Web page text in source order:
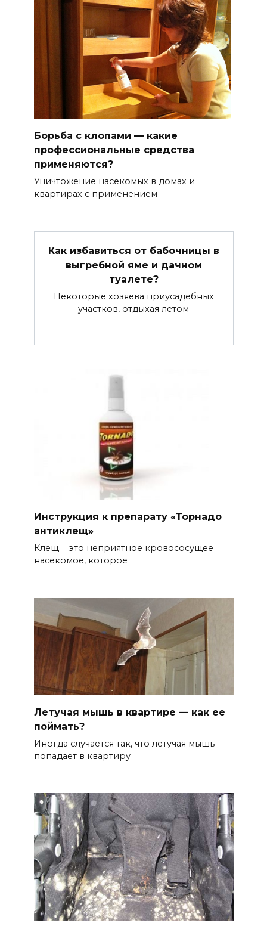
Борьба с клопами — какие
профессиональные средства
применяются?
Уничтожение насекомых в домах и
квартирах с применением
Как избавиться от бабочницы в
выгребной яме и дачном
туалете?
Некоторые хозяева приусадебных
участков, отдыхая летом
Инструкция к препарату «Торнадо
антиклещ»
Клещ ‒ это неприятное кровососущее
насекомое, которое
Летучая мышь в квартире — как ее
поймать?
Иногда случается так, что летучая мышь
попадает в квартиру